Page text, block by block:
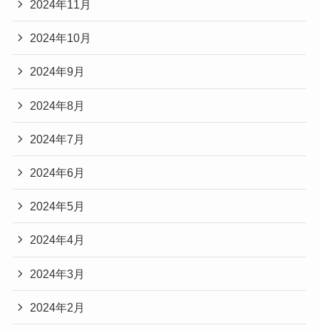
2024年11月
2024年10月
2024年9月
2024年8月
2024年7月
2024年6月
2024年5月
2024年4月
2024年3月
2024年2月